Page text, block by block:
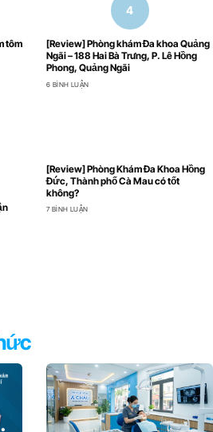
tôm
[Review] Phòng khám Đa khoa Quảng
Ngãi – 188 Hai Bà Trưng, P. Lê Hồng
Phong, Quảng Ngãi
6 BÌNH LUẬN
[Review] Phòng Khám Đa Khoa Hồng
Đức, Thành phố Cà Mau có tốt
không?
7 BÌNH LUẬN